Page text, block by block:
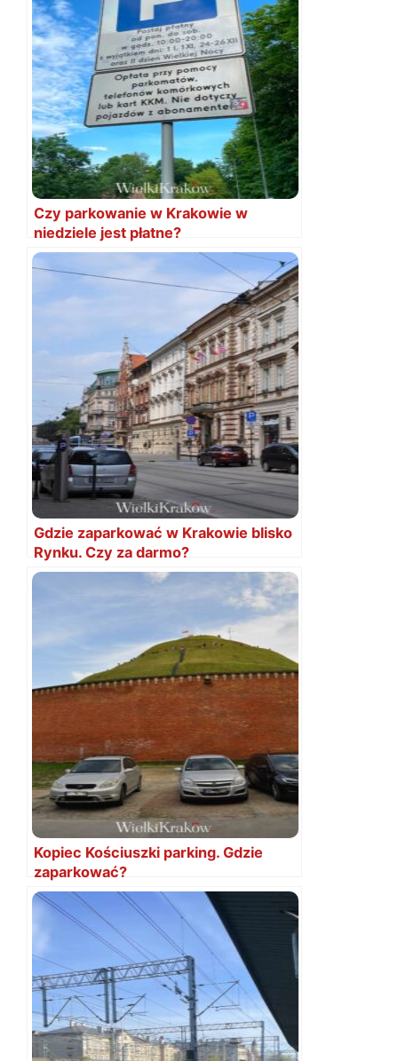
Czy parkowanie w Krakowie w
niedziele jest płatne?
Gdzie zaparkować w Krakowie blisko
Rynku. Czy za darmo?
Kopiec Kościuszki parking. Gdzie
zaparkować?